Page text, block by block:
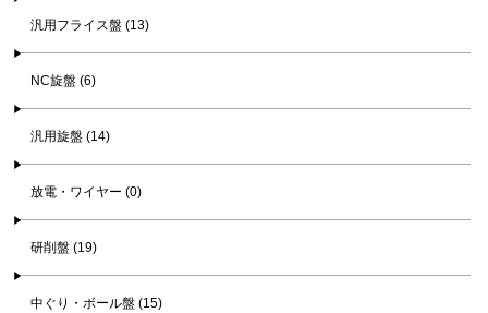
汎用フライス盤 (13)
NC旋盤 (6)
汎用旋盤 (14)
放電・ワイヤー (0)
研削盤 (19)
中ぐり・ボール盤 (15)